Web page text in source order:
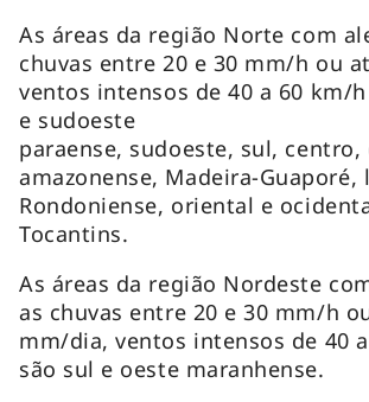
As áreas da região Norte com
chuvas entre 20 e 30 mm/h ou
ventos intensos de 40 a 60 km/
e sudoeste
paraense, sudoeste, sul,
amazonense, Madeira-Guaporé,
Rondoniense, oriental e
Tocantins.
As áreas da região Nordeste
as chuvas entre 20 e 30 mm/h
mm/dia, ventos intensos de 40
são sul e oeste maranhense.